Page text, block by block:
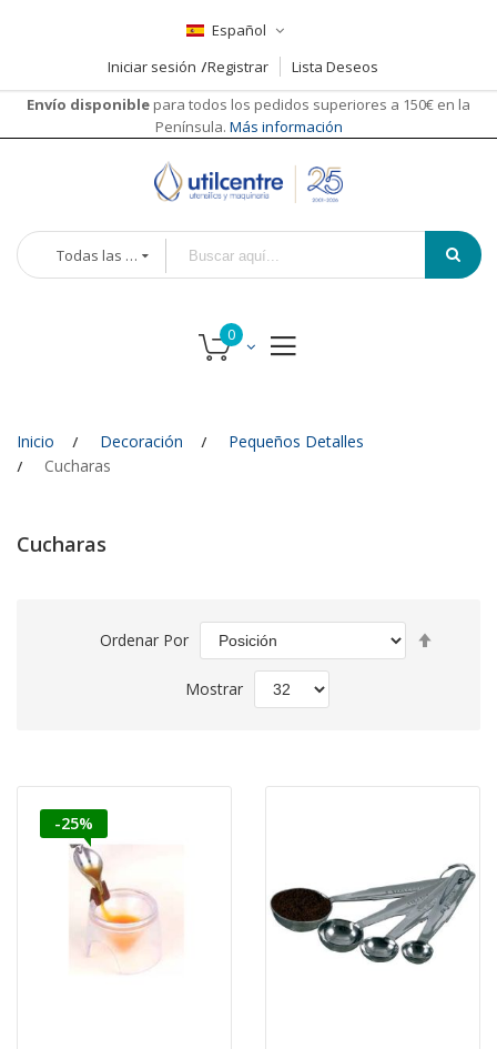
Español
Iniciar sesión
Registrar
Lista Deseos
Envío disponible para todos los pedidos superiores a 150€ en la
Península. Más información
Todas las categorías
Inicio Decoración
Pequeños Detalles
Cucharas
Cucharas
Ordenar Por
Mostrar
-25%